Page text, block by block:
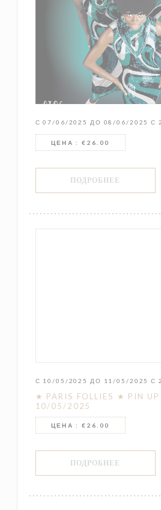
С 07/06/2025 ДО 08/06/2025 С
ЦЕНА : €26.00
ПОДРОБНЕЕ
С 10/05/2025 ДО 11/05/2025 С
★ PARIS FOLLIES ★ PIN
10/05/2025
ЦЕНА : €26.00
ПОДРОБНЕЕ